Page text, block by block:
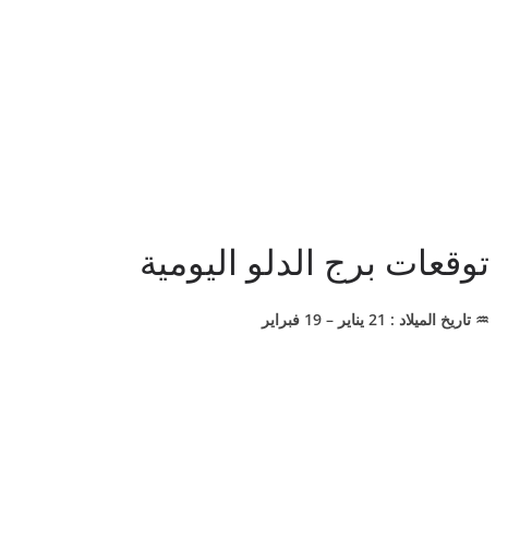
توقعات برج الدلو اليومية
♒️ تاريخ الميلاد : 21 يناير – 19 فبراير